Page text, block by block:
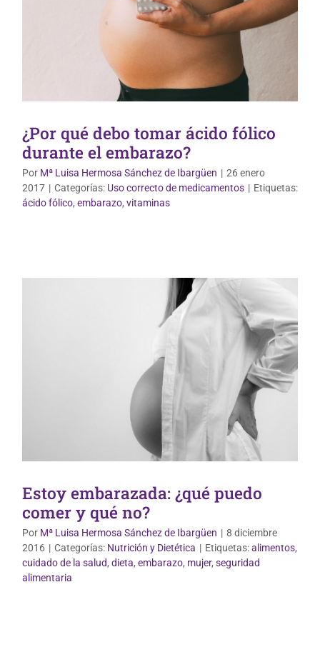
¿Por qué debo tomar ácido fólico
durante el embarazo?
Por Mª Luisa Hermosa Sánchez de Ibargüen | 26 enero
2017 | Categorías: Uso correcto de medicamentos | Etiquetas:
ácido fólico, embarazo, vitaminas
Nutrición y Dietética
Estoy embarazada: ¿qué puedo
comer y qué no?
Por Mª Luisa Hermosa Sánchez de Ibargüen | 8 diciembre
2016 | Categorías: Nutrición y Dietética | Etiquetas:alimentos,
cuidado de la salud, dieta, embarazo, mujer, seguridad
alimentaria